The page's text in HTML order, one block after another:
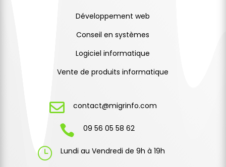
Développement web
Conseil en systèmes
Logiciel informatique
Vente de produits informatique
 contact@migrinfo.com
 09 56 05 58 62
} Lundi au Vendredi de 9h à 19h